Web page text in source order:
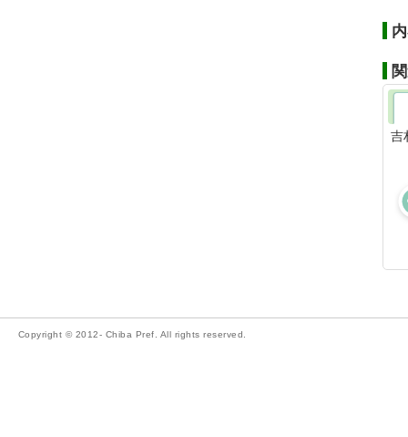
吉
Copyright © 2012- Chiba Pref. All rights reserved.